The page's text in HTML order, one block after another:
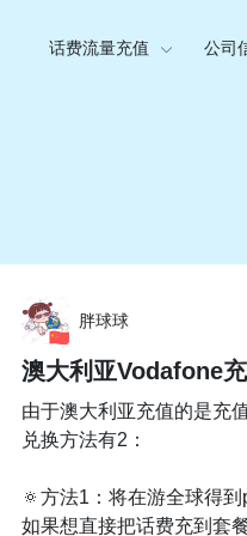
话费流量充值 公司
胖球球
澳大利亚Vodafone
由于澳大利亚充值的是充
兑换方法有2：
🔅方法1：将在游全球得
如果想直接把话费充到套